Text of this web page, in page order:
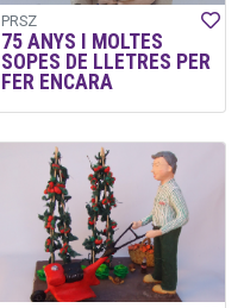
PRSZ
75 ANYS I MOLTES
SOPES DE LLETRES PER
FER ENCARA